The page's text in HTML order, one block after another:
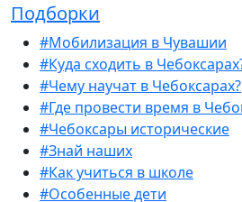
Подборки
#Мобилизация в Чувашии
#Куда сходить в
#Чему научат в Чебоксарах?
#Где провести время в
#Чебоксары исторические
#Знай наших
#Как учиться в школе
#Особенные дети